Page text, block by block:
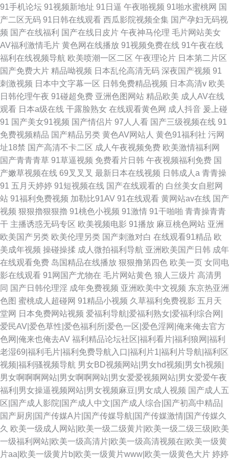
91手机论坛 91视频新地址 91日逼 午夜啪视频 91啪水蜜桃网 国
产二区无码 91日韩在线观看 西瓜影院视频全集 国产孕妇无码视
频 国产在线福利 国产在线日皮片 午夜神马伦理 毛片网站美女
AV福利激情毛片 黄色网在线播放 91视频免费在线 91午夜在线
福利在线视频导航 欧美喷潮一区二区 午夜理论片 日本第二片区
国产免费大片 精品呦视频 日本乱伦高清无码 深夜国产视频 91
刺激视频 日本中文字幕一区 日韩免费精品视频 日本高清v 欧美
日韩伦理午夜 91碰超免费 亚洲色图网站 精品欧美 成人AV在线
观看 日本a级在线 干露脸熟女 在线观看黄色网 成人抖音 爰上碰
91 国产美女91视频 国产情侣片 97人人看 国产三级视频在线 91
免费视频精品 国产精品另类 黄色AV网站人 黄色91福利社 污网
址18禁 国产高清不卡二区 成人午夜视频免费 欧美激情福利网
国产青青青草 91草逼视频 免费看片日韩 午夜视频福利免费 国
产嫩草视频在线 69叉叉叉 最新日本在线视频 日韩成人a 青青操
91 五月天婷婷 91短视频在线 国产在线观看的 白丝美女自慰网
站 91福利免费视频 加勒比91AV 91在线观看 黄网站av在线 国产
视频 狠狠擼狠狠擼 91桃色小视频 91激情 91干啪啪 青青操青青
干 主播诱惑无码专区 欧美视频电影 91播放 麻豆桃色网站 亚洲
欧美国产另类 欧美伦理另类 国产刺激对白 在线观看91精品 欧
美成年视频 操碰操揉 成人微拍福利导航 亚洲欧美国产日韩 成年
在线观看免费 岛国精品在线播放 狠狠撸第四色 欧美一页 女同电
影在线观看 91网国产尤物在 毛片网站黄色 狼人三级片 高清男
同 国产日韩伦理淫 成年免费视频 亚洲欧美中文视频 东京热亚洲
色图 蜜桃成人超碰网 91精品小视频 久草福利免费视影 五月天
堂网 日本免费网站视频 爱福利导航|爱福利熟女|爱福利综合网|
爱民AV|爱色草性|爱色福利所|爱色一区|爱色淫网|俺来俺去官方
色网|俺来也俺去AV 福利精品论坛社区|福利看片|福利狼网|福利
老湿69|福利毛片|福利免费导航入口|福利片1|福利片导航|福利区
视频|福利骚视频导航 男女BD视频网站|男女hd视频|男女h视频|
男女啊啊啊网站|男女啊啊网站|男女爱爱视频网站|男女爱爱午夜
福利|男女操逼视频网站|男女视频麻豆|男女成人视频 国产成人五
区|国产成人影院|国产成人中文|国产成人综合|国产初高中精品|
国产厨房|国产传媒A片|国产传媒导航|国产传媒激情|国产传媒久
久 欧美一级成人网站|欧美一级二级黄片|欧美一级二级三级|欧美
一级福利网站|欧美一级高清片|欧美一级高清视频在|欧美一级黄
片aa|欧美一级黄片b|欧美一级黄片www|欧美一级黄色大片 婷婷